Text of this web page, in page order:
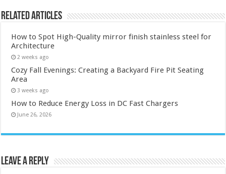
Related Articles
How to Spot High-Quality mirror finish stainless steel for
Architecture
2 weeks ago
Cozy Fall Evenings: Creating a Backyard Fire Pit Seating
Area
3 weeks ago
How to Reduce Energy Loss in DC Fast Chargers
June 26, 2026
Leave a Reply